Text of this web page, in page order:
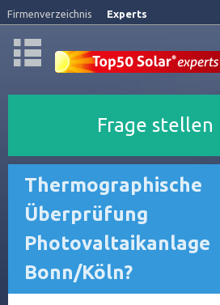
Firmenverzeichnis Experts
Frage stellen
Thermographische
Überprüfung
Photovaltaikanlage
Bonn/Köln?